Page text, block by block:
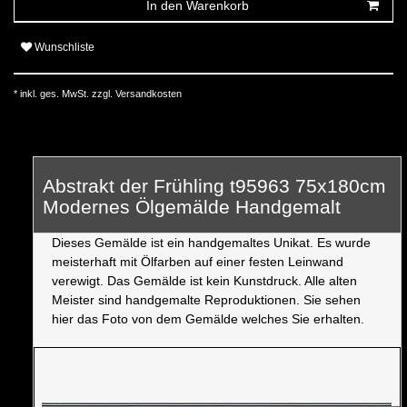
In den Warenkorb
Wunschliste
* inkl. ges. MwSt. zzgl. Versandkosten
Abstrakt der Frühling t95963 75x180cm
Modernes Ölgemälde Handgemalt
Dieses Gemälde ist ein handgemaltes Unikat. Es wurde
meisterhaft mit Ölfarben auf einer festen Leinwand
verewigt. Das Gemälde ist kein Kunstdruck. Alle alten
Meister sind handgemalte Reproduktionen. Sie sehen
hier das Foto von dem Gemälde welches Sie erhalten.